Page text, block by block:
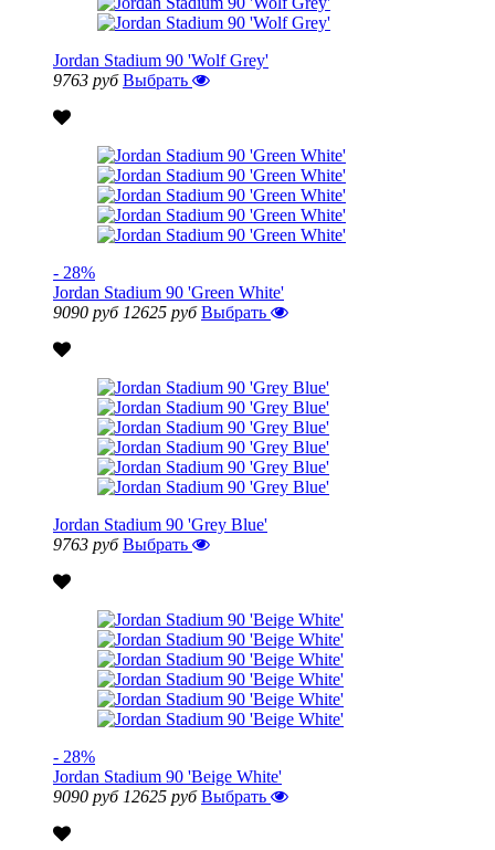
Jordan Stadium 90 'Wolf Grey'
9763 руб Выбрать
- 28%
Jordan Stadium 90 'Green White'
9090 руб 12625 руб Выбрать
Jordan Stadium 90 'Grey Blue'
9763 руб Выбрать
- 28%
Jordan Stadium 90 'Beige White'
9090 руб 12625 руб Выбрать